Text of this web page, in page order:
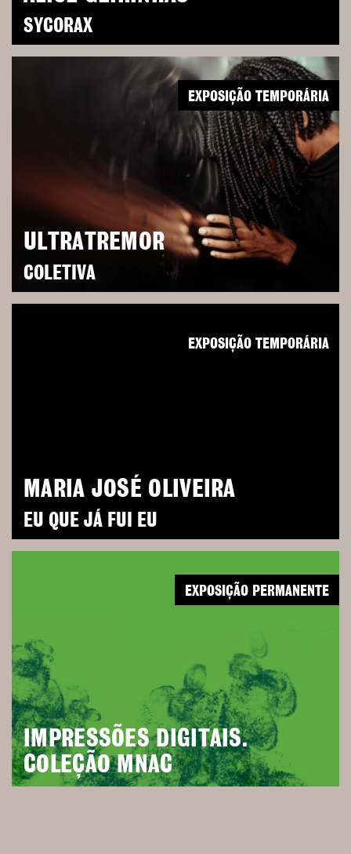
SYCORAX
ULTRATREMOR
COLETIVA
EXPOSIÇÃO TEMPORÁRIA
MARIA JOSÉ OLIVEIRA
EU QUE JÁ FUI EU
EXPOSIÇÃO TEMPORÁRIA
IMPRESSÕES DIGITAIS.
COLEÇÃO MNAC
EXPOSIÇÃO PERMANENTE